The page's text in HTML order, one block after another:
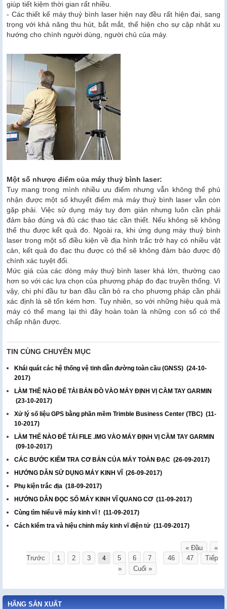
giúp tiết kiệm thời gian rất nhiều.
- Các thiết kế máy thuỷ bình laser hiện nay đều rất hiện đại, sang
trọng với khả năng thu hút, bắt mắt, thể hiện cho sự cập nhật xu
hướng cho chính người dùng, người chủ của máy.
Một số nhược điểm của máy thuỷ bình laser:
Tuy mang trong mình nhiều ưu điểm nhưng vẫn không thể phủ
nhận được một số khuyết điểm mà máy thuỷ bình laser vẫn còn
gặp phải. Việc sử dụng máy tuy đơn giản nhưng luôn cần phải
đảm bảo đúng và đủ các thao tác cần thiết. Nếu không sẽ không
thể thu được kết quả đo. Ngoài ra, khi ứng dụng máy thuỷ bình
laser trong một số điều kiện về địa hình trắc trở hay có nhiều vật
cản, kết quả đo đạc thu được có thể sẽ không đảm bảo được độ
chính xác tuyệt đối.
Mức giá của các dòng máy thuỷ bình laser khá lớn, thường cao
hơn so với các lựa chọn của phương pháp đo đạc truyền thống. Vì
vậy, chi phí đầu tư ban đầu cần bỏ ra cho phương pháp cần phải
xác định là sẽ tốn kém hơn. Tuy nhiên, so với những hiệu quả mà
máy có thể mang lại thì đây hoàn toàn là những con số có thể
chấp nhận được.
TIN CÙNG CHUYÊN MỤC
Khái quát các hệ thống vệ tinh dẫn đường toàn cầu (GNSS) (24-10-
2017)
LÀM THẾ NÀO ĐỂ TẢI BẢN ĐỒ VÀO MÁY ĐỊNH VỊ CẦM TAY GARMIN
(23-10-2017)
Xử lý số liệu GPS bằng phần mềm Trimble Business Center (TBC) (11-
10-2017)
LÀM THẾ NÀO ĐỂ TẢI FILE .IMG VÀO MÁY ĐỊNH VỊ CẦM TAY GARMIN
(09-10-2017)
CÁC BƯỚC KIỂM TRA CƠ BẢN CỦA MÁY TOÀN ĐẠC (26-09-2017)
HƯỚNG DẪN SỬ DỤNG MÁY KINH VĨ (26-09-2017)
Phụ kiện trắc địa (18-09-2017)
HƯỚNG DẪN ĐỌC SỐ MÁY KINH VĨ QUANG CƠ (11-09-2017)
Cùng tìm hiểu về máy kinh vĩ ! (11-09-2017)
Cách kiểm tra và hiệu chỉnh máy kinh vĩ điện tử (11-09-2017)
« Đầu
«
Trước
1 2 3 4 5 6 7 46 47
Tiếp
»
Cuối »
HÃNG SẢN XUẤT